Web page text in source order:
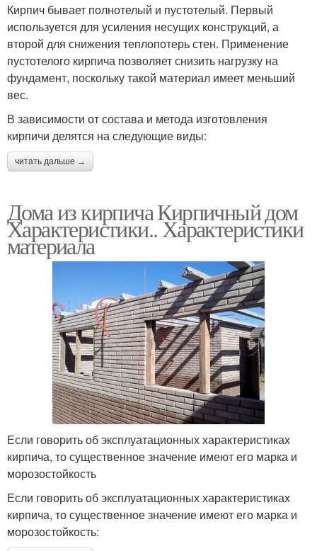
Кирпич бывает полнотелый и пустотелый. Первый
используется для усиления несущих конструкций, а
второй для снижения теплопотерь стен. Применение
пустотелого кирпича позволяет снизить нагрузку на
фундамент, поскольку такой материал имеет меньший
вес.
В зависимости от состава и метода изготовления
кирпичи делятся на следующие виды:
читать дальше →
Дома из кирпича Кирпичный дом
Характеристики.. Характеристики
материала
Если говорить об эксплуатационных характеристиках
кирпича, то существенное значение имеют его марка и
морозостойкость
Если говорить об эксплуатационных характеристиках
кирпича, то существенное значение имеют его марка и
морозостойкость: